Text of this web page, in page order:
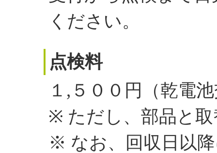
ください。
点検料
１,５００円（乾電
※ ただし、部品と
※ なお、回収日以